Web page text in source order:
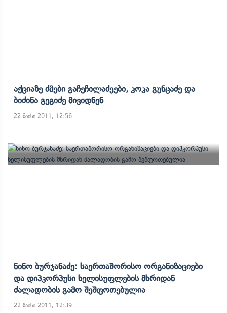
Აქციაზე Ძმები Გაჩეჩილაძეები, Კოკა Გუნცაძე Და
Ბიძინა Გეგიძე Მივიდნენ
22 მაისი 2011, 12:56
Ნინო Ბურჯანაძე: Საერთაშორისო Ორგანიზაციები
Და Დიპკორპუსი Ხელისუფლების Მხრიდან
Ძალადობის Გამო Შეშფოთებულია
22 მაისი 2011, 12:39